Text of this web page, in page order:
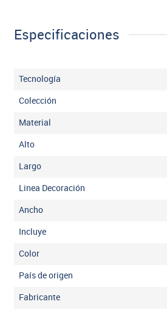
Especificaciones
Tecnología
Colección
Material
Alto
Largo
Linea Decoración
Ancho
Incluye
Color
País de origen
Fabricante